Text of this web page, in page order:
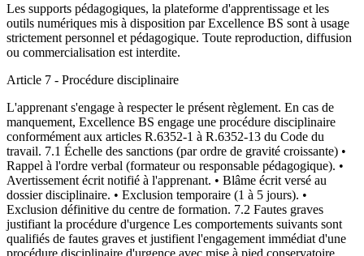
Les supports pédagogiques, la plateforme d'apprentissage et les
outils numériques mis à disposition par Excellence BS sont à usage
strictement personnel et pédagogique. Toute reproduction, diffusion
ou commercialisation est interdite.
Article 7 - Procédure disciplinaire
L'apprenant s'engage à respecter le présent règlement. En cas de
manquement, Excellence BS engage une procédure disciplinaire
conformément aux articles R.6352-1 à R.6352-13 du Code du
travail. 7.1 Échelle des sanctions (par ordre de gravité croissante) •
Rappel à l'ordre verbal (formateur ou responsable pédagogique). •
Avertissement écrit notifié à l'apprenant. • Blâme écrit versé au
dossier disciplinaire. • Exclusion temporaire (1 à 5 jours). •
Exclusion définitive du centre de formation. 7.2 Fautes graves
justifiant la procédure d'urgence Les comportements suivants sont
qualifiés de fautes graves et justifient l'engagement immédiat d'une
procédure disciplinaire d'urgence avec mise à pied conservatoire